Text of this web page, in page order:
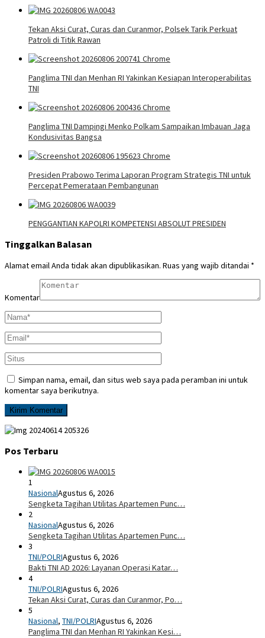
Tekan Aksi Curat, Curas dan Curanmor, Polsek Tarik Perkuat
Patroli di Titik Rawan
Panglima TNI dan Menhan RI Yakinkan Kesiapan Interoperabilitas
TNI
Panglima TNI Dampingi Menko Polkam Sampaikan Imbauan Jaga
Kondusivitas Bangsa
Presiden Prabowo Terima Laporan Program Strategis TNI untuk
Percepat Pemerataan Pembangunan
PENGGANTIAN KAPOLRI KOMPETENSI ABSOLUT PRESIDEN
Tinggalkan Balasan
Alamat email Anda tidak akan dipublikasikan. Ruas yang wajib ditandai *
Komentar
Simpan nama, email, dan situs web saya pada peramban ini untuk
komentar saya berikutnya.
Pos Terbaru
1
NasionalAgustus 6, 2026
Sengketa Tagihan Utilitas Apartemen Punc…
2
NasionalAgustus 6, 2026
Sengketa Tagihan Utilitas Apartemen Punc…
3
TNI/POLRIAgustus 6, 2026
Bakti TNI AD 2026: Layanan Operasi Katar…
4
TNI/POLRIAgustus 6, 2026
Tekan Aksi Curat, Curas dan Curanmor, Po…
5
Nasional, TNI/POLRIAgustus 6, 2026
Panglima TNI dan Menhan RI Yakinkan Kesi…